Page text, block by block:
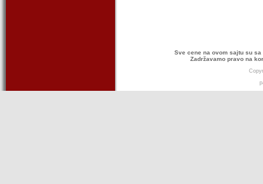
Sve cene na ovom sajtu su
Zadržavamo pravo na